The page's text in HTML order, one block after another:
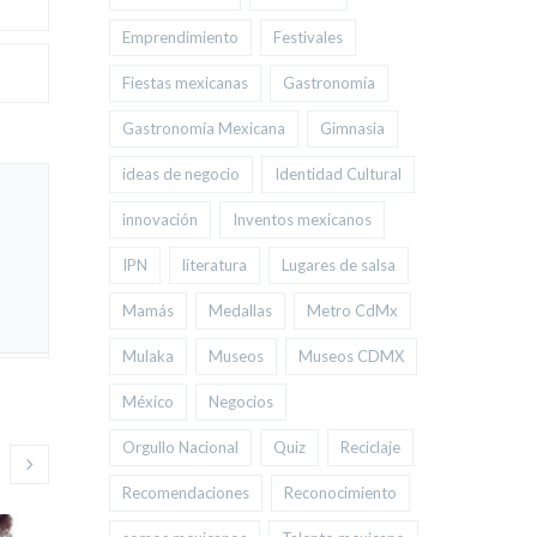
Emprendimiento Festivales
Fiestas mexicanas Gastronomía
Gastronomía Mexicana Gimnasia
ideas de negocio Identidad Cultural
innovación Inventos mexicanos
IPN literatura Lugares de salsa
Mamás Medallas Metro CdMx
Mulaka Museos Museos CDMX
México Negocios
Orgullo Nacional Quiz Reciclaje
Recomendaciones Reconocimiento